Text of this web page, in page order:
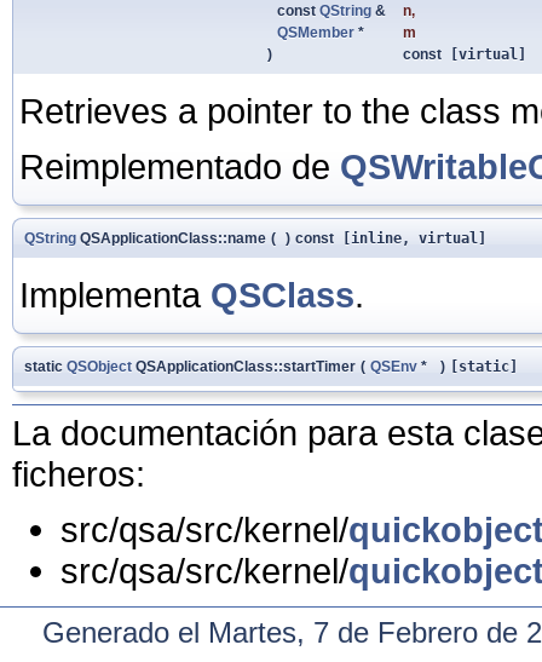
const QString & n,
QSMember *
m
)
const [virtual]
Retrieves a pointer to the class
Reimplementado de
QString QSApplicationClass::name ( ) const [inline, virtual]
Implementa QSClass.
static QSObject QSApplicationClass::startTimer ( QSEnv * ) [static]
La documentación para esta
ficheros:
src/qsa/src/kernel/
src/qsa/src/kernel/
Generado el Martes, 7 de Febrero de